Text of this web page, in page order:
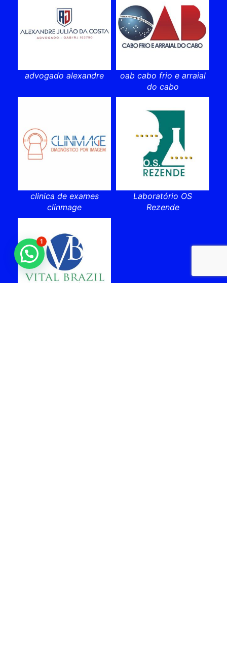
advogado alexandre
oab cabo frio e arraial
do cabo
clinica de exames
clinmage
Laboratório OS
Rezende
1